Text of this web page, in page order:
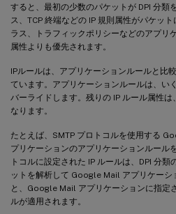
すると、最初の少数のパケットが DPI 分類
ス、TCP 終端などの IP 規則属性がパケッ
ラス、トラフィックポリシーなどのアプリ
属性よりも優先されます。
IPルールは、アプリケーションルールと比
ています。アプリケーションルールは、い
バーライドします。残りの IP ルール属性
なります。
たとえば、SMTP プロトコルを使用する
プリケーションのアプリケーションルール
トコルに設定された IP ルールは、DPI 分
ットを解析して Google Mail アプリケーシ
と、Google Mail アプリケーションに指定
ルが適用されます。